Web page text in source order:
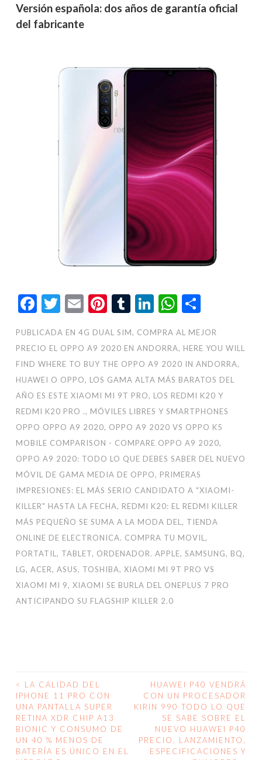
Versión española: dos años de garantía oficial
del fabricante
Facebook
Twitter
EmailPinterest
Tumblr
LinkedIn
PUBLICADA EN 4G DUAL SIM, COMPRA AL MEJOR
PRECIO EL OPPO A9 2020 EN ANDORRA, HERE YOU WILL
FIND WHERE TO BUY THE OPPO A9 2020 IN ANDORRA,
HUAWEI O OPPO, LOS GAMA ALTA MÁS BARATOS DEL
AÑO ES ESTE XIAOMI MI 9T PRO, LOS REDMI K20 Y
REDMI K20 PRO ., MÓVILES LIBRES Y SMARTPHONES
OPPO OPPO A9 2020, OPPO A9 2020 VS OPPO K5
MOBILE COMPARISON - COMPARE OPPO A9 2020,
OPPO A9 2020: TODO LO QUE DEBES SABER DEL NUEVO
MÓVIL DE GAMA MEDIA DE OPPO, PRIMERAS
IMPRESIONES: EL MÁS SERIO CANDIDATO A "XIAOMI-
KILLER" HASTA LA FECHA, REDMI K20: EL REDMI KILLER
MÁS PEQUEÑO SE SUMA A LA MODA DEL, TIENDA
ONLINE DE ELECTRONICA. COMPRA TU MOVIL,
PORTATIL, TABLET, ORDENADOR. APPLE, SAMSUNG, BQ,
LG, ACER, ASUS, TOSHIBA, XIAOMI MI 9T PRO VS
XIAOMI MI 9, XIAOMI SE BURLA DEL ONEPLUS 7 PRO
ANTICIPANDO SU FLAGSHIP KILLER 2.0
NAVEGACIÓN
DE
ENTRADAS
<
LA CALIDAD DEL
IPHONE 11 PRO CON
UNA PANTALLA SUPER
RETINA XDR CHIP A13
BIONIC Y CONSUMO DE
UN 40 % MENOS DE
BATERÍA ES ÚNICO EN EL
HUAWEI P40 VENDRÁ
CON UN PROCESADOR
KIRIN 990 TODO LO QUE
SE SABE SOBRE EL
NUEVO HUAWEI P40
PRECIO, LANZAMIENTO,
ESPECIFICACIONES Y